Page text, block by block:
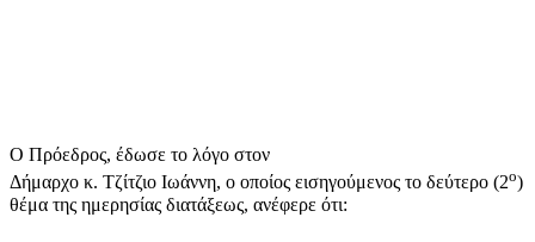
Ο Πρόεδρος, έδωσε το λόγο στον
Δήμαρχο κ. Τζίτζιο Ιωάννη, ο οποίος εισηγούμενος το δεύτερο (2ο)
θέμα της ημερησίας διατάξεως, ανέφερε ότι: